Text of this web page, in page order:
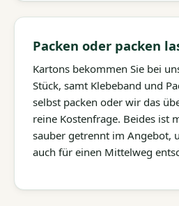
Packen oder packen
Kartons bekommen Sie bei
Stück, samt Klebeband und
selbst packen oder wir das
reine Kostenfrage. Beides ist
sauber getrennt im Angebot,
auch für einen Mittelweg